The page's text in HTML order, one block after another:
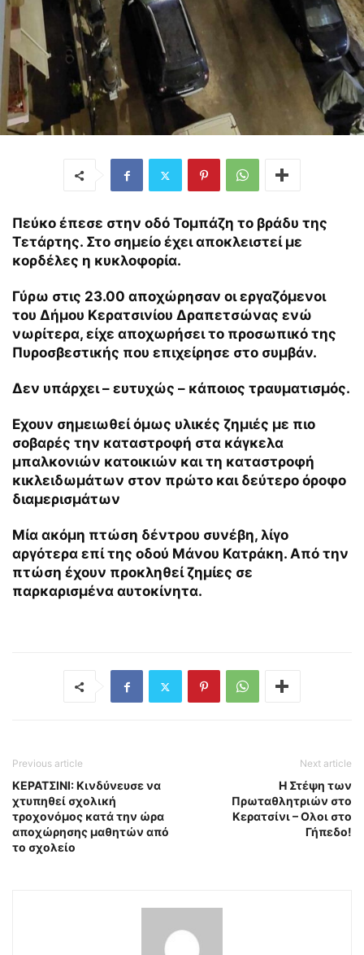
Πεύκο έπεσε στην οδό Τομπάζη το βράδυ της
Τετάρτης. Στο σημείο έχει αποκλειστεί με
κορδέλες η κυκλοφορία.
Γύρω στις 23.00 αποχώρησαν οι εργαζόμενοι
του Δήμου Κερατσινίου Δραπετσώνας ενώ
νωρίτερα, είχε αποχωρήσει το προσωπικό της
Πυροσβεστικής που επιχείρησε στο συμβάν.
Δεν υπάρχει – ευτυχώς – κάποιος τραυματισμός.
Εχουν σημειωθεί όμως υλικές ζημιές με πιο
σοβαρές την καταστροφή στα κάγκελα
μπαλκονιών κατοικιών και τη καταστροφή
κικλειδωμάτων στον πρώτο και δεύτερο όροφο
διαμερισμάτων
Μία ακόμη πτώση δέντρου συνέβη, λίγο
αργότερα επί της οδού Μάνου Κατράκη. Από την
πτώση έχουν προκληθεί ζημίες σε
παρκαρισμένα αυτοκίνητα.
Previous article
ΚΕΡΑΤΣΙΝΙ: Κινδύνευσε να
χτυπηθεί σχολική
τροχονόμος κατά την ώρα
αποχώρησης μαθητών από
το σχολείο
Next article
Η Στέψη των
Πρωταθλητριών στο
Κερατσίνι – Ολοι στο
Γήπεδο!